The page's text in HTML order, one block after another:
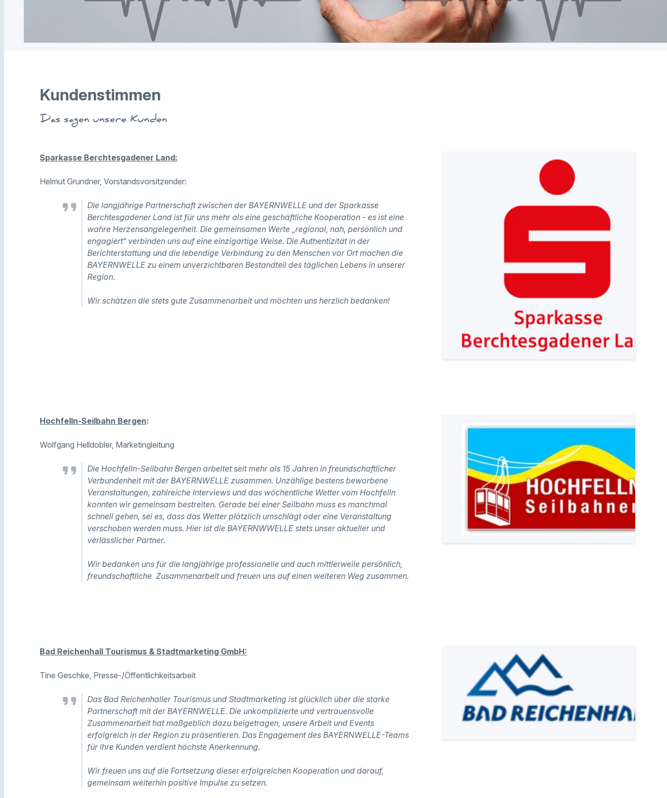
Kundenstimmen
Das sagen unsere Kunden
Sparkasse Berchtesgadener Land:
Helmut Grundner, Vorstandsvorsitzender:
Die langjährige Partnerschaft zwischen der BAYERNWELLE und der Sparkasse
Berchtesgadener Land ist für uns mehr als eine geschäftliche Kooperation - es ist eine
wahre Herzensangelegenheit. Die gemeinsamen Werte „regional, nah, persönlich und
engagiert“ verbinden uns auf eine einzigartige Weise. Die Authentizität in der
Berichterstattung und die lebendige Verbindung zu den Menschen vor Ort machen die
BAYERNWELLE zu einem unverzichtbaren Bestandteil des täglichen Lebens in unserer
Region.
Wir schätzen die stets gute Zusammenarbeit und möchten uns herzlich bedanken!
Hochfelln-Seilbahn Bergen:
Wolfgang Helldobler, Marketingleitung
Die Hochfelln-Seilbahn Bergen arbeitet seit mehr als 15 Jahren in freundschaftlicher
Verbundenheit mit der BAYERNWELLE zusammen. Unzählige bestens beworbene
Veranstaltungen, zahlreiche Interviews und das wöchentliche Wetter vom Hochfelln
konnten wir gemeinsam bestreiten. Gerade bei einer Seilbahn muss es manchmal
schnell gehen, sei es, dass das Wetter plötzlich umschlägt oder eine Veranstaltung
verschoben werden muss. Hier ist die BAYERNWWELLE stets unser aktueller und
verlässlicher Partner.
Wir bedanken uns für die langjährige professionelle und auch mittlerweile persönlich,
freundschaftliche Zusammenarbeit und freuen uns auf einen weiteren Weg zusammen.
Bad Reichenhall Tourismus & Stadtmarketing GmbH:
Tine Geschke, Presse-/Öffentlichkeitsarbeit
Das Bad Reichenhaller Tourismus und Stadtmarketing ist glücklich über die starke
Partnerschaft mit der BAYERNWELLE. Die unkomplizierte und vertrauensvolle
Zusammenarbeit hat maßgeblich dazu beigetragen, unsere Arbeit und Events
erfolgreich in der Region zu präsentieren. Das Engagement des BAYERNWELLE-Teams
für ihre Kunden verdient höchste Anerkennung.
Wir freuen uns auf die Fortsetzung dieser erfolgreichen Kooperation und darauf,
gemeinsam weiterhin positive Impulse zu setzen.